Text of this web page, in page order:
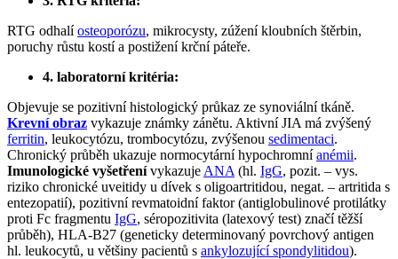
RTG odhalíosteoporózu, mikrocysty, zúžení kloubních štěrbin,
poruchy růstu kostí a postižení krční páteře.
4. laboratorní kritéria:
Objevuje se pozitivní histologický průkaz ze synoviální tkáně.
Krevní obraz vykazuje známky zánětu. Aktivní JIA má zvýšený
ferritin, leukocytózu, trombocytózu, zvýšenou sedimentaci.
Chronický průběh ukazuje normocytární hypochromníanémii.
Imunologické vyšetřenívykazuje ANA (hl. IgG, pozit. – vys.
riziko chronické uveitidy u dívek s oligoartritidou, negat. – artritida s
entezopatií), pozitivní revmatoidní faktor (antiglobulinové protilátky
proti Fc fragmentu IgG, séropozitivita (latexový test) značí těžší
průběh), HLA-B27 (geneticky determinovaný povrchový antigen
hl. leukocytů, u většiny pacientů s ankylozující spondylitidou).